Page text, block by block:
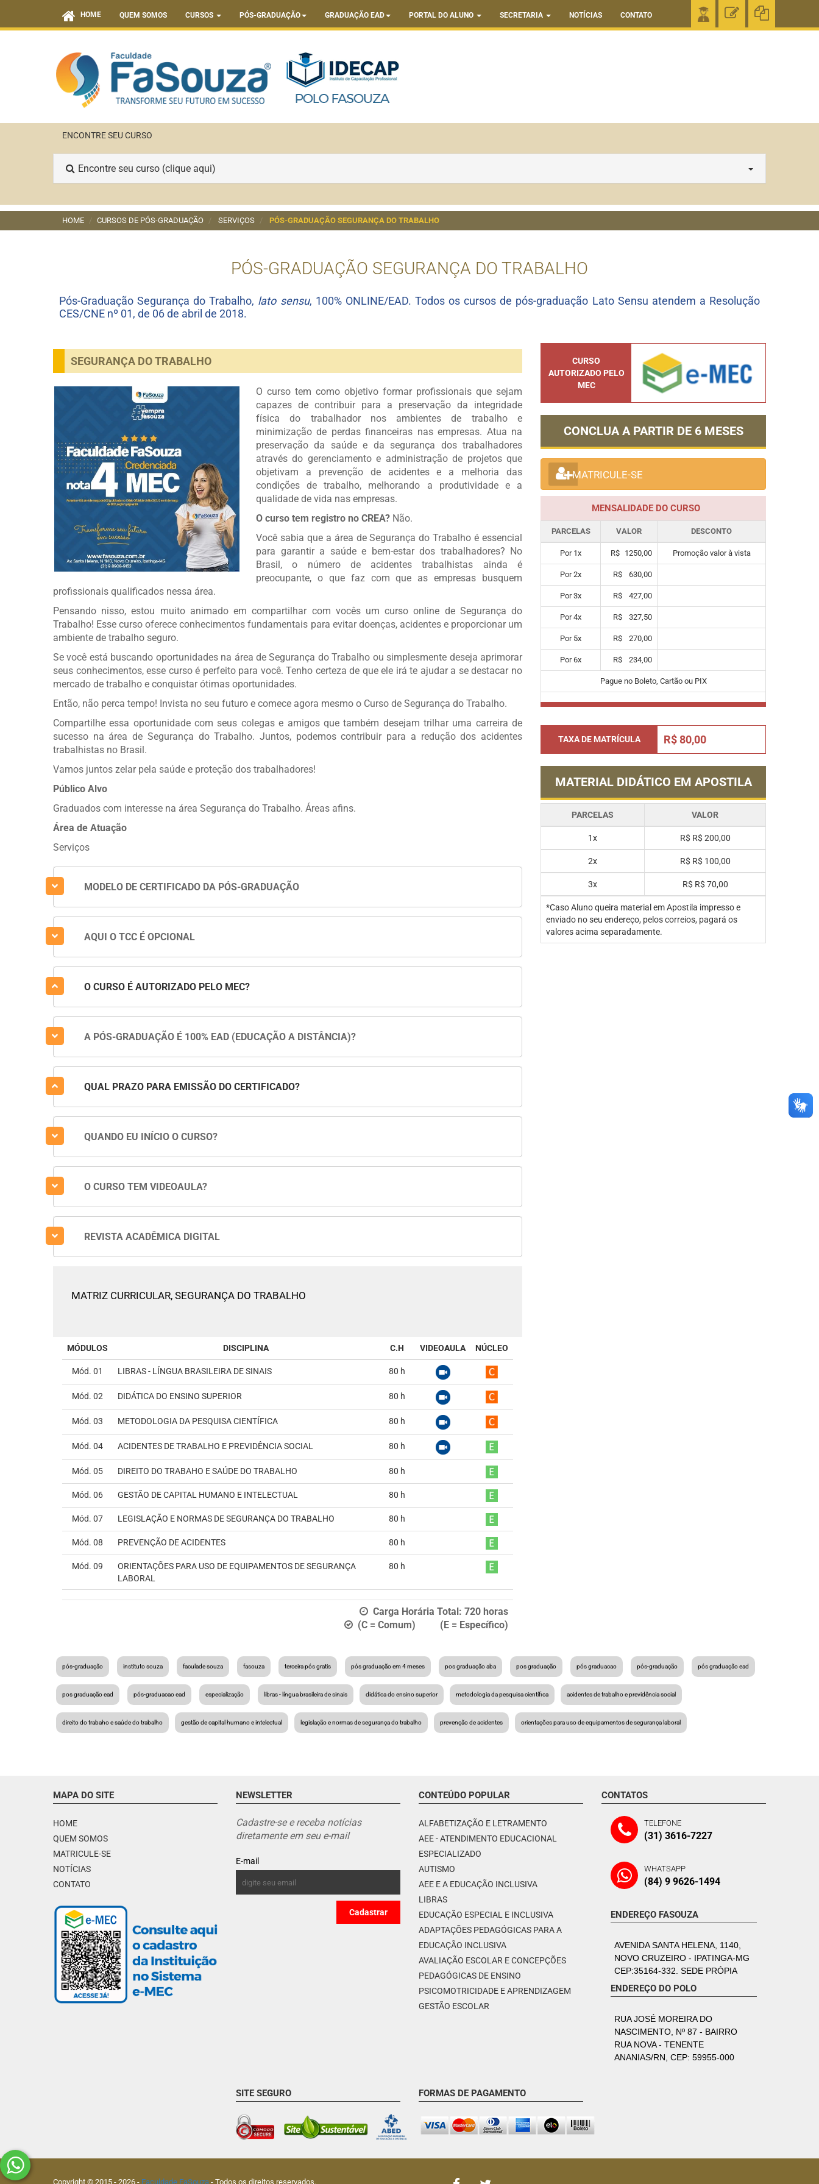
HOME QUEM SOMOS CURSOS PÓS-GRADUAÇÃO GRADUAÇÃO EAD PORTAL DO ALUNO SECRETARIA NOTÍCIAS CONTATO
ENCONTRE SEU CURSO
Encontre seu curso (clique aqui)
HOME CURSOS DE PÓS-GRADUAÇÃO SERVIÇOS PÓS-GRADUAÇÃO SEGURANÇA DO TRABALHO
PÓS-GRADUAÇÃO SEGURANÇA DO TRABALHO
Pós-Graduação Segurança do Trabalho, lato sensu, 100% ONLINE/EAD. Todos os cursos de pós-graduação Lato Sensu atendem a Resolução
CES/CNE nº 01, de 06 de abril de 2018.
SEGURANÇA DO TRABALHO
O curso tem como objetivo formar profissionais que sejam
capazes de contribuir para a preservação da integridade
física do trabalhador nos ambientes de trabalho e
minimização de perdas financeiras nas empresas. Atua na
preservação da saúde e da segurança dos trabalhadores
através do gerenciamento e administração de projetos que
objetivam a prevenção de acidentes e a melhoria das
condições de trabalho, melhorando a produtividade e a
qualidade de vida nas empresas.
O curso tem registro no CREA? Não.
Você sabia que a área de Segurança do Trabalho é essencial
para garantir a saúde e bem-estar dos trabalhadores? No
Brasil, o número de acidentes trabalhistas ainda é
preocupante, o que faz com que as empresas busquem
profissionais qualificados nessa área.
Pensando nisso, estou muito animado em compartilhar com vocês um curso online de Segurança do
Trabalho! Esse curso oferece conhecimentos fundamentais para evitar doenças, acidentes e proporcionar um
ambiente de trabalho seguro.
Se você está buscando oportunidades na área de Segurança do Trabalho ou simplesmente deseja aprimorar
seus conhecimentos, esse curso é perfeito para você. Tenho certeza de que ele irá te ajudar a se destacar no
mercado de trabalho e conquistar ótimas oportunidades.
Então, não perca tempo! Invista no seu futuro e comece agora mesmo o Curso de Segurança do Trabalho.
Compartilhe essa oportunidade com seus colegas e amigos que também desejam trilhar uma carreira de
sucesso na área de Segurança do Trabalho. Juntos, podemos contribuir para a redução dos acidentes
trabalhistas no Brasil.
Vamos juntos zelar pela saúde e proteção dos trabalhadores!
Público Alvo
Graduados com interesse na área Segurança do Trabalho. Áreas afins.
Área de Atuação
Serviços
MODELO DE CERTIFICADO DA PÓS-GRADUAÇÃO
AQUI O TCC É OPCIONAL
O CURSO É AUTORIZADO PELO MEC?
A PÓS-GRADUAÇÃO É 100% EAD (EDUCAÇÃO A DISTÂNCIA)?
QUAL PRAZO PARA EMISSÃO DO CERTIFICADO?
QUANDO EU INÍCIO O CURSO?
O CURSO TEM VIDEOAULA?
REVISTA ACADÊMICA DIGITAL
MATRIZ CURRICULAR, SEGURANÇA DO TRABALHO
MÓDULOS DISCIPLINA C.H VIDEOAULA NÚCLEO
Mód. 01 LIBRAS - LÍNGUA BRASILEIRA DE SINAIS 80 h
Mód. 02 DIDÁTICA DO ENSINO SUPERIOR 80 h
Mód. 03 METODOLOGIA DA PESQUISA CIENTÍFICA 80 h
Mód. 04 ACIDENTES DE TRABALHO E PREVIDÊNCIA SOCIAL 80 h
Mód. 05 DIREITO DO TRABAHO E SAÚDE DO TRABALHO 80 h
Mód. 06 GESTÃO DE CAPITAL HUMANO E INTELECTUAL 80 h
Mód. 07 LEGISLAÇÃO E NORMAS DE SEGURANÇA DO TRABALHO 80 h
Mód. 08 PREVENÇÃO DE ACIDENTES 80 h
Mód. 09
ORIENTAÇÕES PARA USO DE EQUIPAMENTOS DE SEGURANÇA
LABORAL
80 h
Carga Horária Total: 720 horas
(C = Comum) (E = Específico)
CURSO
AUTORIZADO PELO
MEC
CONCLUA A PARTIR DE 6 MESES
MATRICULE-SE
MENSALIDADE DO CURSO
PARCELAS VALOR DESCONTO
Por 1x R$ 1250,00 Promoção valor à vista
Por2x R$ 630,00
Por3x R$ 427,00
Por4x R$ 327,50
Por 5x R$ 270,00
Por6x R$ 234,00
Pague no Boleto, Cartão ou PIX
TAXA DE MATRÍCULA R$ 80,00
MATERIAL DIDÁTICO EM APOSTILA
PARCELAS VALOR
1x R$ R$ 200,00
2x R$ R$ 100,00
3x R$ R$ 70,00
*Caso Aluno queira material em Apostila impresso e
enviado no seu endereço, pelos correios, pagará os
valores acima separadamente.
pós-graduação instituto souza faculade souza fasouza terceira pós gratis pós graduação em 4 meses pos graduação aba pos graduação pós graduacao pós-graduação pós graduação ead
pos graduação ead pós-graduacao ead especialização libras - língua brasileira de sinais didática do ensino superior metodologia da pesquisa científica acidentes de trabalho e previdência social
direito do trabaho e saúde do trabalho gestão de capital humano e intelectual legislação e normas de segurança do trabalho prevenção de acidentes orientações para uso de equipamentos de segurança laboral
MAPA DO SITE
HOME
QUEM SOMOS
MATRICULE-SE
NOTÍCIAS
CONTATO
NEWSLETTER
Cadastre-se e receba notícias
diretamente em seu e-mail
E-mail
CONTEÚDO POPULAR
ALFABETIZAÇÃO E LETRAMENTO
AEE - ATENDIMENTO EDUCACIONAL
ESPECIALIZADO
AUTISMO
AEE E A EDUCAÇÃO INCLUSIVA
LIBRAS
EDUCAÇÃO ESPECIAL E INCLUSIVA
ADAPTAÇÕES PEDAGÓGICAS PARA A
EDUCAÇÃO INCLUSIVA
AVALIAÇÃO ESCOLAR E CONCEPÇÕES
PEDAGÓGICAS DE ENSINO
PSICOMOTRICIDADE E APRENDIZAGEM
GESTÃO ESCOLAR
CONTATOS
TELEFONE
(31) 3616-7227
WHATSAPP
(84) 9 9626-1494
ENDEREÇO FASOUZA
AVENIDA SANTA HELENA, 1140,
NOVO CRUZEIRO - IPATINGA-MG
CEP:35164-332. SEDE PRÓPIA
ENDEREÇO DO POLO
RUA JOSÉ MOREIRA DO
NASCIMENTO, Nº 87 - BAIRRO
RUA NOVA - TENENTE
ANANIAS/RN, CEP: 59955-000
SITE SEGURO FORMAS DE PAGAMENTO
Copyright © 2015 - 2026 - Faculdade FaSouza - Todos os direitos reservados.